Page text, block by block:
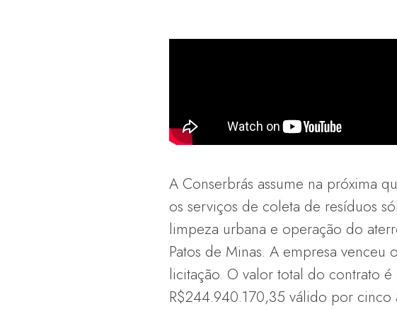
A Conserbrás assume na próxima
os serviços de coleta de resíduos
limpeza urbana e operação do
Patos de Minas. A empresa venceu
licitação. O valor total do contrato é
R$244.940.170,35 válido por cinco